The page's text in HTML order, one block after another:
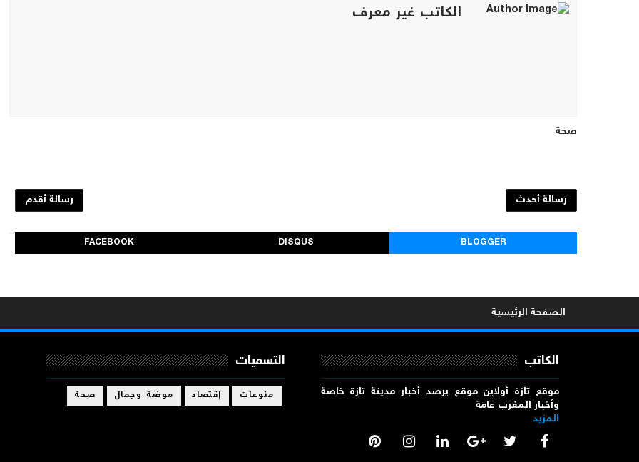
الكاتب غير معرف
صحة
رسالة أحدث رسالة أقدم
BLOGGER
DISQUS
FACEBOOK
الصفحة الرئيسية
الكاتب
موقع تازة أولاين موقع يرصد أخبار مدينة تازة خاصة
وأخبار المغرب عامة
المزيد
التسميات
منوعات إقتصاد موضة وجمال صحة